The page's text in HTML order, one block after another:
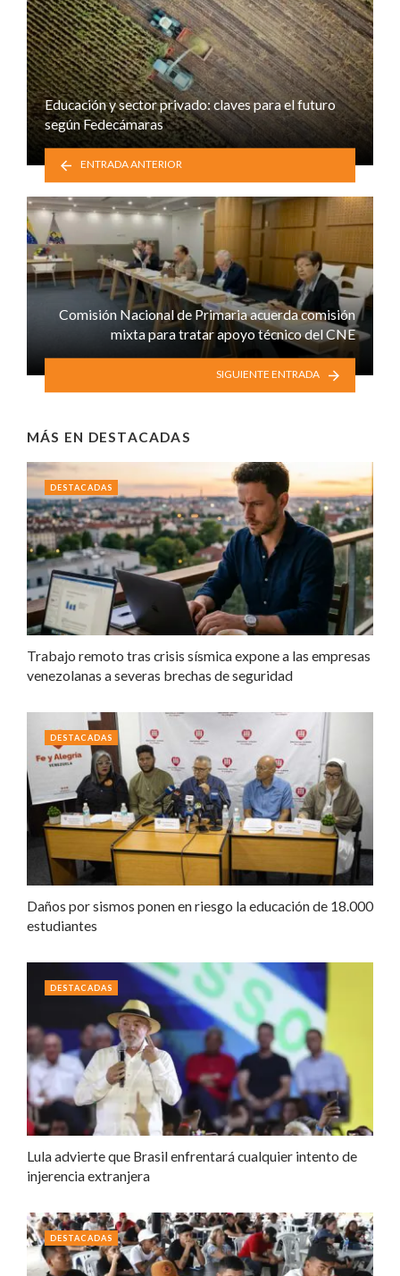
Educación y sector privado: claves para el futuro
según Fedecámaras
ENTRADA ANTERIOR
Comisión Nacional de Primaria acuerda comisión
mixta para tratar apoyo técnico del CNE
SIGUIENTE ENTRADA
MÁS EN DESTACADAS
Trabajo remoto tras crisis sísmica expone a las empresas
venezolanas a severas brechas de seguridad
DESTACADAS
Daños por sismos ponen en riesgo la educación de 18.000
estudiantes
DESTACADAS
Lula advierte que Brasil enfrentará cualquier intento de
injerencia extranjera
DESTACADAS
DESTACADAS